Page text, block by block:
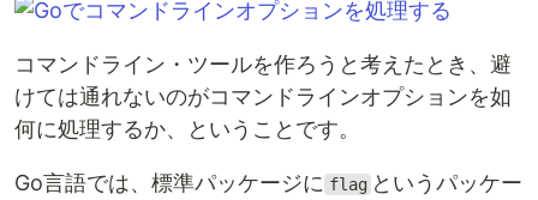
コマンドライン・ツールを作ろうと考えたとき、避
けては通れないのがコマンドラインオプションを如
何に処理するか、ということです。
Go言語では、標準パッケージに flag というパッケー